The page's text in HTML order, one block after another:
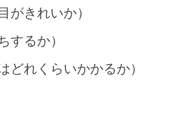
がきれいか）
するか）
どれくらいかかるか）